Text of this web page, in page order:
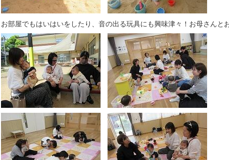
お部屋でもはいはいをしたり、音の出る玩具にも興味津々！お母さんと